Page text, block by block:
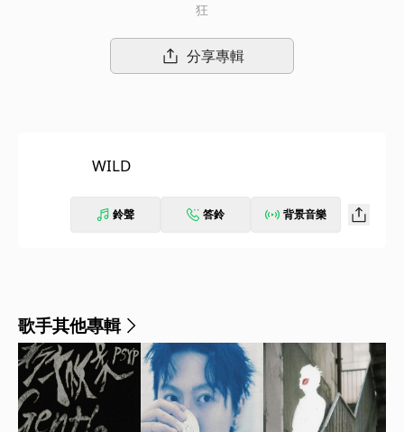
狂
分享專輯
WILD
鈴聲 答鈴 背景音樂
歌手其他專輯